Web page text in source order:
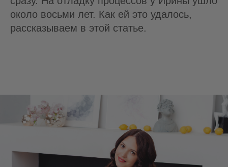
около восьми лет. Как ей это удалось,
рассказываем в этой статье.